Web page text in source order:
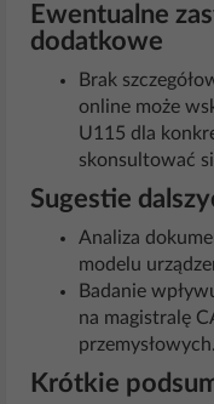
Ewentualne
dodatkowe
Brak
online może
U115 dla
skonsultować
Sugestie
Analiza
modelu
Badanie
na magistralę
przemysłowych.
Krótkie